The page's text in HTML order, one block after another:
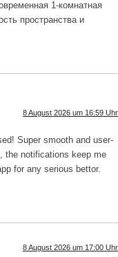
1-комнатная
пространства и
8 August 2026 um 16:59 Uhr
Super smooth and user-
the notifications keep me
for any serious bettor.
8 August 2026 um 17:00 Uhr